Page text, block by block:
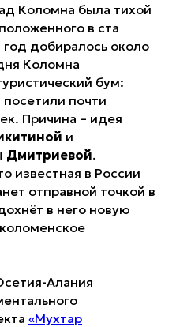
Коломна была тихой
в ста
добиралось около
Коломна
бум:
посетили почти
Причина – идея
и
Дмитриевой.
известная в России
отправной точкой в
в него новую
Алания
«Мухтар